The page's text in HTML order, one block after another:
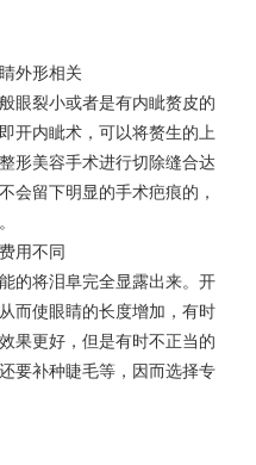
外形相关
眼裂小或者是有内眦赘皮的
开内眦术，可以将赘生的上
形美容手术进行切除缝合达
会留下明显的手术疤痕的，
用不同
的将泪阜完全显露出来。开
而使眼睛的长度增加，有时
果更好，但是有时不正当的
要补种睫毛等，因而选择专